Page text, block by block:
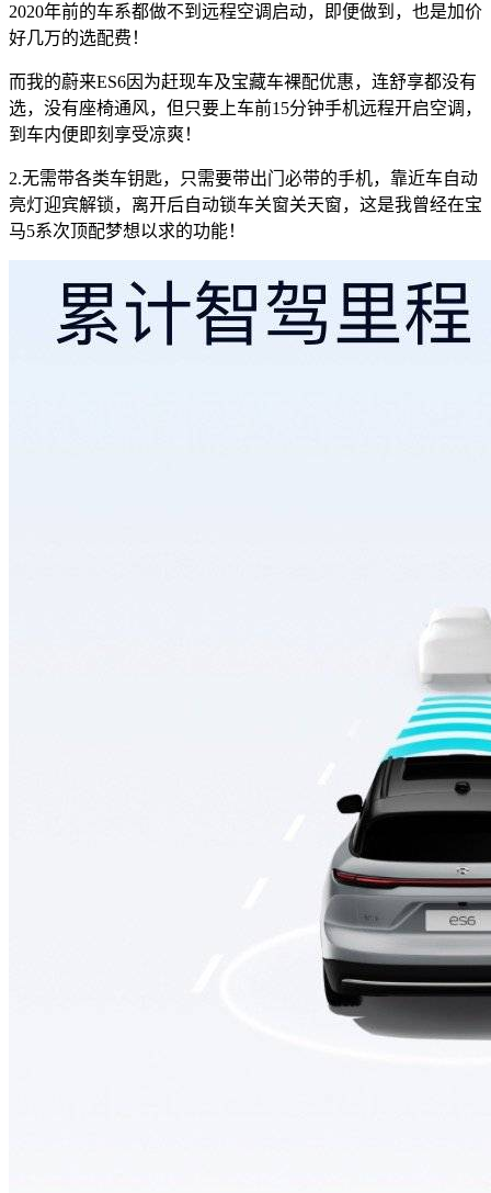
2020年前的车系都做不到远程空调启动，即便做到，也是加价
好几万的选配费！
而我的蔚来ES6因为赶现车及宝藏车裸配优惠，连舒享都没有
选，没有座椅通风，但只要上车前15分钟手机远程开启空调，
到车内便即刻享受凉爽！
2.无需带各类车钥匙，只需要带出门必带的手机，靠近车自动
亮灯迎宾解锁，离开后自动锁车关窗关天窗，这是我曾经在宝
马5系次顶配梦想以求的功能！